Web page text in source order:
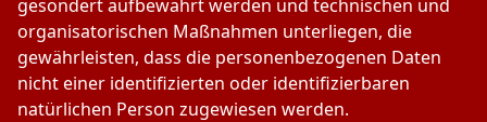
gesondert aufbewahrt werden und technischen und
organisatorischen Maßnahmen unterliegen, die
gewährleisten, dass die personenbezogenen Daten
nicht einer identifizierten oder identifizierbaren
natürlichen Person zugewiesen werden.